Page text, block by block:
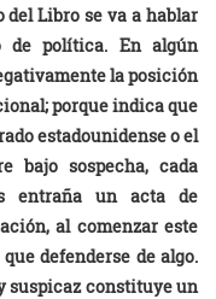
Libro se va a hablar
de política. En algún
la posición
porque indica que
estadounidense o el
bajo sospecha, cada
entraña un acta de
al comenzar este
defenderse de algo.
suspicaz constituye un